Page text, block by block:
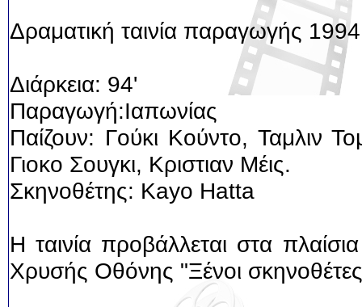
Δραματική ταινία παραγωγής 1994
Διάρκεια: 94'
Παραγωγή:Ιαπωνίας
Παίζουν: Γούκι Κούντο, Ταμλιν
Γιοκο Σουγκι, Κριστιαν Μέις.
Σκηνοθέτης: Kayo Hatta
H ταινία προβάλλεται στα
Χρυσής Οθόνης "Ξένοι